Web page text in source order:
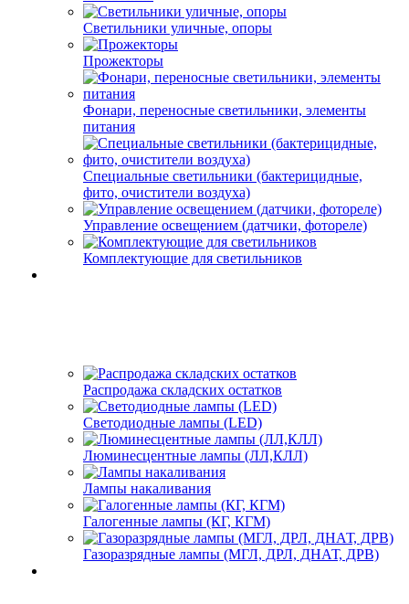
Светильники уличные, опоры
Прожекторы
Фонари, переносные светильники, элементы
питания
Специальные светильники (бактерицидные,
фито, очистители воздуха)
Управление освещением (датчики, фотореле)
Комплектующие для светильников
Распродажа складских остатков
Светодиодные лампы (LED)
Люминесцентные лампы (ЛЛ,КЛЛ)
Лампы накаливания
Галогенные лампы (КГ, КГМ)
Газоразрядные лампы (МГЛ, ДРЛ, ДНАТ, ДРВ)